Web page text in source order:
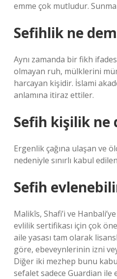
emme çok mutludur.
Sefihlik ne
Aynı zamanda bir fikh
olmayan ruh, mülklerini
harcayan kişidir. İslami
anlamına itiraz ettiler.
Sefih kişilik ne
Ergenlik çağına ulaşan ve
nedeniyle sınırlı kabul
Sefih
Malikîs, Shafi’i ve
evlilik sertifikası için çok
aile yasası tam olarak
göre, ebeveynlerinin izni
Diğer iki mezhep bunu
sefalet sadece Guardian ile